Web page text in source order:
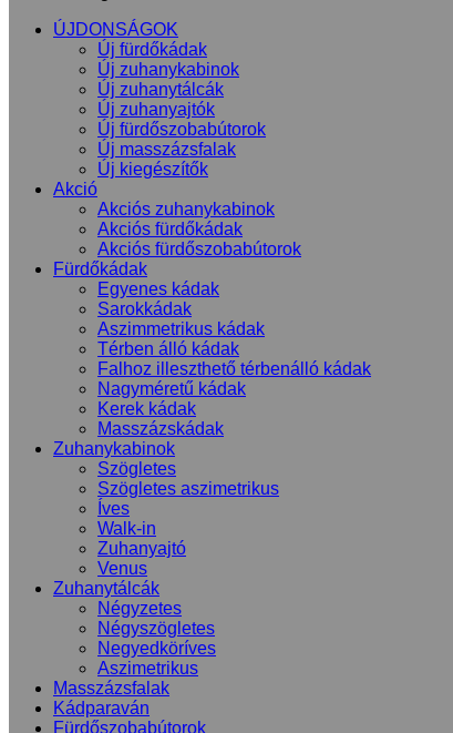
ÚJDONSÁGOK
Új fürdőkádak
Új zuhanykabinok
Új zuhanytálcák
Új zuhanyajtók
Új fürdőszobabútorok
Új masszázsfalak
Új kiegészítők
Akció
Akciós zuhanykabinok
Akciós fürdőkádak
Akciós fürdőszobabútorok
Fürdőkádak
Egyenes kádak
Sarokkádak
Aszimmetrikus kádak
Térben álló kádak
Falhoz illeszthető térbenálló kádak
Nagyméretű kádak
Kerek kádak
Masszázskádak
Zuhanykabinok
Szögletes
Szögletes aszimetrikus
Íves
Walk-in
Zuhanyajtó
Venus
Zuhanytálcák
Négyzetes
Négyszögletes
Negyedköríves
Aszimetrikus
Masszázsfalak
Kádparaván
Fürdőszobabútorok